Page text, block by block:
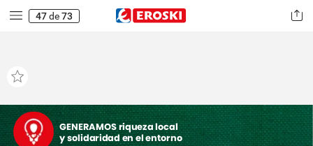
47de73
GENERAMOSriquezalocal
ysolidaridad enelentorno